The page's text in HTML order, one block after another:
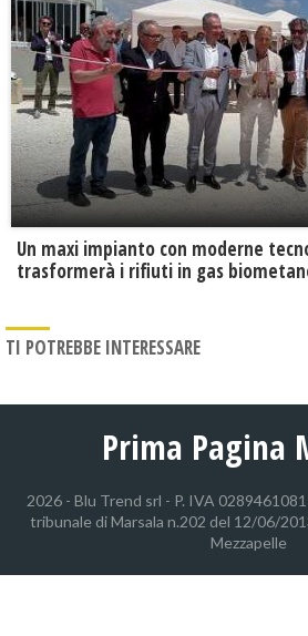
Un maxi impianto con moderne
trasformerà i rifiuti in gas
TI POTREBBE INTERESSARE
Prima Pagina
2026 - Blu Trend srl - P. IVA
tribunale di Marsala n.202 del 12/06/
Mezzapelle